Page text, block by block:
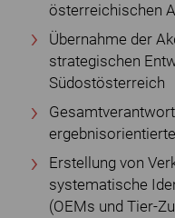
österreichischen
Übernahme der
strategischen
Südostösterreich
Erstellung von
systematische
(OEMs und Tier-